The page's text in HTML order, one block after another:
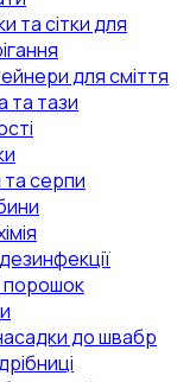
та сітки для
для сміття
та тази
та серпи
порошок
до швабр